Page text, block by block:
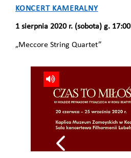
KONCERT KAMERALNY
1 sierpnia 2020 r. (sobota) g. 17:00
„Meccore String Quartet”